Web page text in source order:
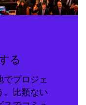
る
でプロジェ
。比類ない